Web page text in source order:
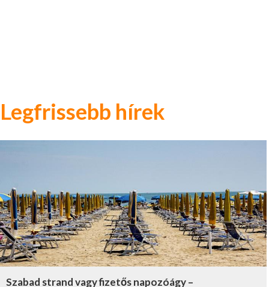
Legfrissebb hírek
Szabad strand vagy fizetős napozóágy –